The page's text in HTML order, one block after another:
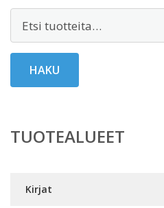
HAKU
TUOTEALUEET
Kirjat